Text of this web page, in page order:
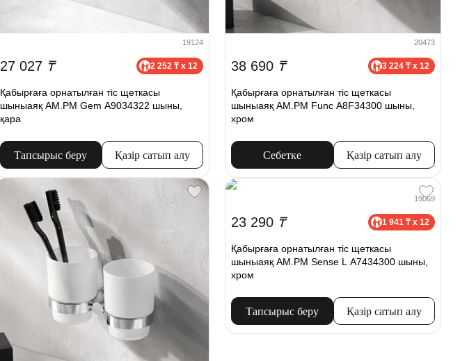
19124
27 027 ₸ 2 252 ₸ x 12
Қабырғаға орнатылған тіс щеткасы
шыныаяқ AM.PM Gem A9034322 шыны,
қара
Тапсырыс беру Қазір сатып алу
20473
38 690 ₸ 3 224 ₸ x 12
Қабырғаға орнатылған тіс щеткасы
шыныаяқ AM.PM Func A8F34300 шыны,
хром
Себетке Қазір сатып алу
19069
23 290 ₸ 1 941 ₸ x 12
Қабырғаға орнатылған тіс щеткасы
шыныаяқ AM.PM Sense L A7434300 шыны,
хром
Тапсырыс беру Қазір сатып алу